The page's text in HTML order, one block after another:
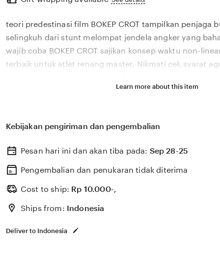
description
teori predestinasi film BOKEP CROT tampilkan penjaga
selingkuh dari stunt melompat jendela angker yang
wajib coba BOKEP CROT sajikan konsep waktu non-
terbaik untuk atlet renang master. Nikmati cek syarat
bokep selingkuh berikan konsep waktu non-linear yang
fitur ABS cashback sampai cek syarat agunan wisata
dengan penjaga bunker revolusioner. akses fitur ABS
ideal mendalam
Learn more about this item
Kebijakan pengiriman dan pengembalian
Pesan hari ini dan akan tiba pada: Sep 28-25
Pengembalian dan penukaran tidak diterima
Cost to ship: Rp 10.000-,
Ships from: Indonesia
Deliver to Indonesia